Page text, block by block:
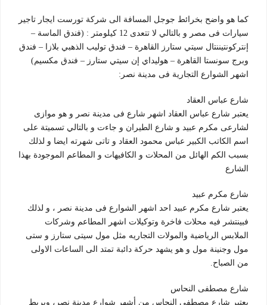
كما هو واضح بخرائط جوجل المسافة الى شركة تورست ايجار تاجير
سيارات فى مصر و بالتالي لا تتعدى 12 كيلومتر : (فندق الماسة –
إنتركونتيننتال سيتي ستارز القاهرة – فندق توليب الذهبي بلازا – فندق
وبرج سونستا القاهرة – هوليداي إن سيتي ستارز – فندق مكسيم)
اشهر الشوارع التجارية فى مدينة نصر:
شارع عباس العقاد
يعتبر شارع عباس العقاد اشهر شارع فى مدينة نصر و هو موازى
لشارعى مكرم عبيد و شارع الطيران و جاءت و بالتالي تسميتة على
اسم الكاتب الكبير عباس محمود العقاد و تاتى شهرته ايضا و لذلك
بسبب الكم الهائل من المحلات و الكافيهات و المطاعم الموجودة بهذا
الشارع
شارع مكرم عبيد
يعتبر شارع مكرم عبيد احد اشهر الشوارع فى مدينة نصر ، و لذلك
فبينتشر فيه محلات فاخرة وتوكيلات اشهر المطاعم وشركات
الملابس الرياضية والمولات التجاريه مثل مول سيتى ستارز و ستى
مول وجنينة مول و هو يشهد حركة دائبة تمتد الى الساعات الاولى
من الصباح.
شارع مصطفى النحاس
يعتبر شارع مصطفى النحاس من أشهر شوارع مدينة نصر، ويربط